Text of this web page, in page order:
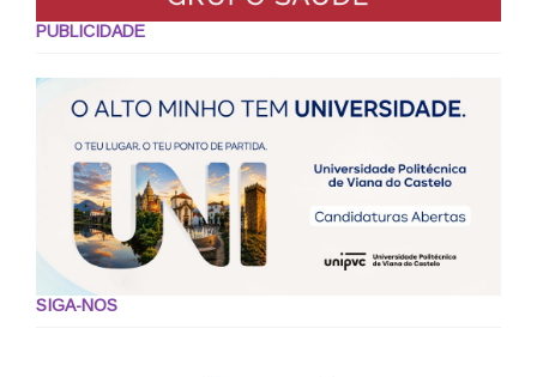
PUBLICIDADE
SIGA-NOS